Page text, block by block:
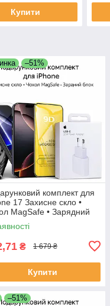
Купити
–51%
комплект для
17 Захисне скло •
MagSafe • Зарядний
₴ 1 679 ₴
Купити
–51%